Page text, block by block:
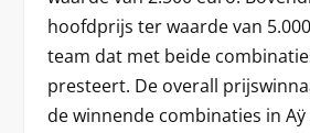
hoofdprijs ter waarde van
team dat met beide
presteert. De overall
de winnende combinaties in